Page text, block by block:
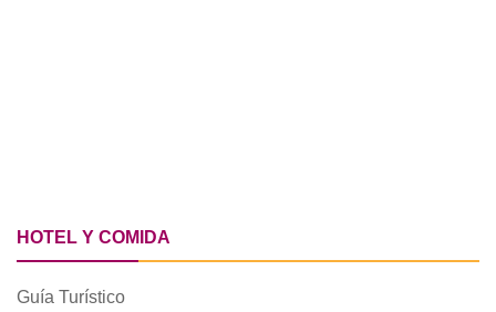
HOTEL Y COMIDA
Guía Turístico